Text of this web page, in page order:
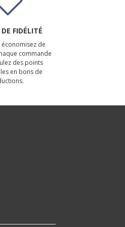
FIDÉLITÉ
économisez de
commande
des points
en bons de